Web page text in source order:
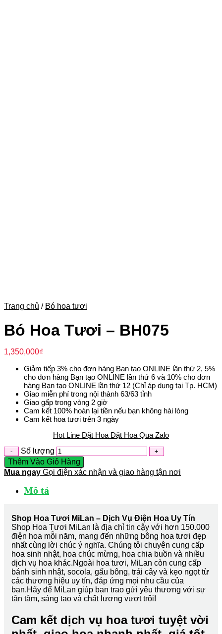
Trang chủ / Bó hoa tươi
Bó Hoa Tươi – BH075
1,350,000₫
Giảm tiếp 3% cho đơn hàng Bạn tạo ONLINE lần thứ 2, 5%
cho đơn hàng Bạn tạo ONLINE lần thứ 6 và 10% cho đơn
hàng Bạn tạo ONLINE lần thứ 12 (Chỉ áp dụng tại Tp. HCM)
Giao miễn phí trong nội thành 63/63 tỉnh
Giao gấp trong vòng 2 giờ
Cam kết 100% hoàn lại tiền nếu bạn không hài lòng
Cam kết hoa tươi trên 3 ngày
Hot Line Đặt Hoa Đặt Hoa Qua Zalo
Số lượng
Thêm Vào Giỏ Hàng
Mua ngay Gọi điện xác nhận và giao hàng tận nơi
Mô tả
Shop Hoa Tươi MiLan – Dịch Vụ Điện Hoa Uy Tín
Shop Hoa Tươi MiLan là địa chỉ tin cậy với hơn 150.000
điện hoa mỗi năm, mang đến những bông hoa tươi đẹp
nhất cùng lời chúc ý nghĩa. Chúng tôi chuyên cung cấp
hoa sinh nhật, hoa chúc mừng, hoa chia buồn và nhiều
dịch vụ hoa khác.Ngoài hoa tươi, MiLan còn cung cấp
bánh sinh nhật, socola, gấu bông, trái cây và kẹo ngọt từ
các thương hiệu uy tín, đáp ứng mọi nhu cầu của
bạn.Hãy để MiLan giúp bạn trao gửi yêu thương với sự
tận tâm, sáng tạo và chất lượng vượt trội!
Cam kết dịch vụ hoa tươi tuyệt vời